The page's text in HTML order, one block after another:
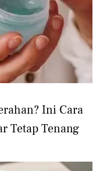
Ini Cara
Tetap Tenang